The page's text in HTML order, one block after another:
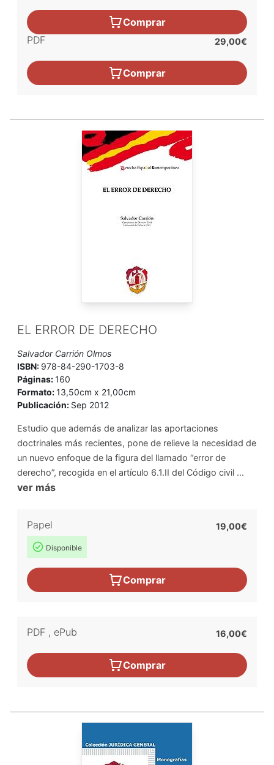
Comprar
PDF
29,00€
Comprar
EL ERROR DE DERECHO
Salvador Carrión Olmos
ISBN: 978-84-290-1703-8
Páginas:160
Formato:13,50cm x 21,00cm
Publicación: Sep 2012
Estudio que además de analizar las aportaciones
doctrinales más recientes, pone de relieve la necesidad de
un nuevo enfoque de la figura del llamado “error de
derecho”, recogida en el artículo 6.1.II del Código civil ...
ver más
Papel
Disponible
19,00€
Comprar
PDF , ePub 16,00€
Comprar